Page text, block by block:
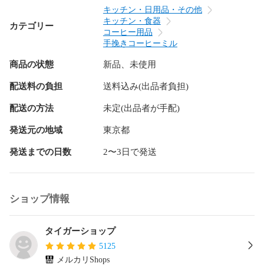
カテゴリー
キッチン・日用品・その他
キッチン・食器
コーヒー用品
手挽きコーヒーミル
商品の状態 新品、未使用
配送料の負担 送料込み(出品者負担)
配送の方法 未定(出品者が手配)
発送元の地域 東京都
発送までの日数 2〜3日で発送
ショップ情報
タイガーショップ
5125
メルカリShops